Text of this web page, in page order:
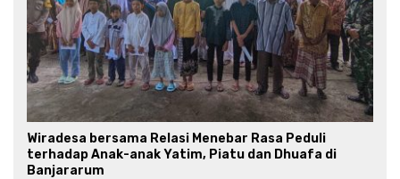
Wiradesa bersama Relasi Menebar Rasa Peduli
terhadap Anak-anak Yatim, Piatu dan Dhuafa di
Banjararum